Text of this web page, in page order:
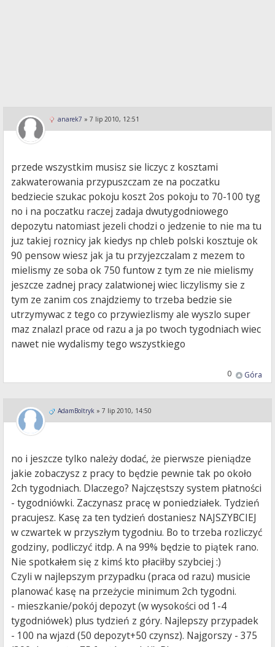
anarek7 » 7 lip 2010, 12:51
przede wszystkim musisz sie liczyc z kosztami
zakwaterowania przypuszczam ze na poczatku
bedziecie szukac pokoju koszt 2os pokoju to 70-100 tyg
no i na poczatku raczej zadaja dwutygodniowego
depozytu natomiast jezeli chodzi o jedzenie to nie ma tu
juz takiej roznicy jak kiedys np chleb polski kosztuje ok
90 pensow wiesz jak ja tu przyjezczalam z mezem to
mielismy ze soba ok 750 funtow z tym ze nie mielismy
jeszcze zadnej pracy zalatwionej wiec liczylismy sie z
tym ze zanim cos znajdziemy to trzeba bedzie sie
utrzymywac z tego co przywiezlismy ale wyszlo super
maz znalazl prace od razu a ja po twoch tygodniach wiec
nawet nie wydalismy tego wszystkiego
Góra
0
AdamBoltryk » 7 lip 2010, 14:50
no i jeszcze tylko należy dodać, że pierwsze pieniądze
jakie zobaczysz z pracy to będzie pewnie tak po około
2ch tygodniach. Dlaczego? Najczęstszy system płatności
- tygodniówki. Zaczynasz pracę w poniedziałek. Tydzień
pracujesz. Kasę za ten tydzień dostaniesz NAJSZYBCIEJ
w czwartek w przyszłym tygodniu. Bo to trzeba rozliczyć
godziny, podliczyć itdp. A na 99% będzie to piątek rano.
Nie spotkałem się z kimś kto płaciłby szybciej :)
Czyli w najlepszym przypadku (praca od razu) musicie
planować kasę na przeżycie minimum 2ch tygodni.
- mieszkanie/pokój depozyt (w wysokości od 1-4
tygodniówek) plus tydzień z góry. Najlepszy przypadek
- 100 na wjazd (50 depozyt+50 czynsz). Najgorszy - 375